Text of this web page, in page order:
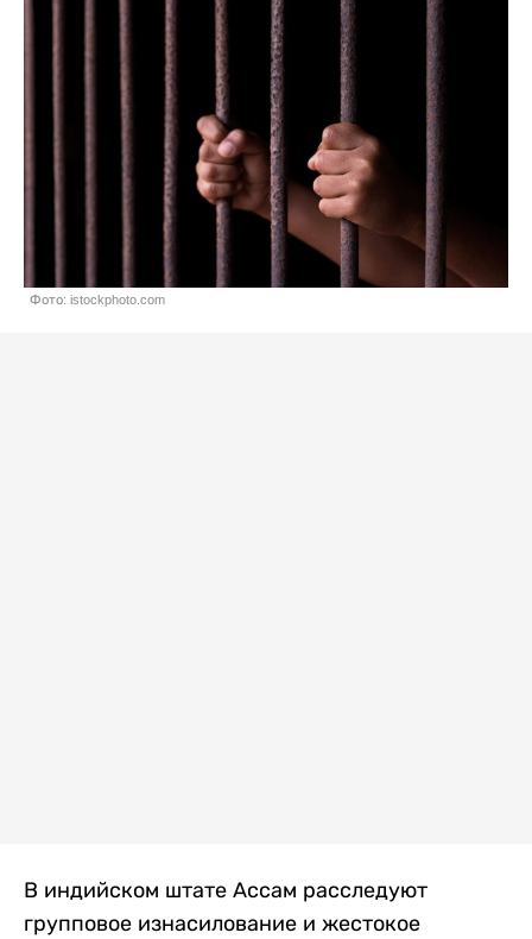
Фото: istockphoto.com
В индийском штате Ассам расследуют
групповое изнасилование и жестокое